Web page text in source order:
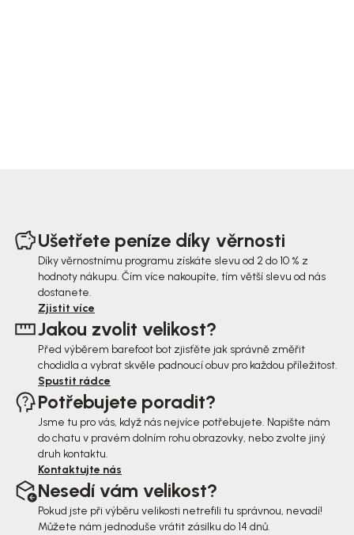
Ušetřete peníze díky věrnosti
Díky věrnostnímu programu získáte slevu od 2 do 10 % z
hodnoty nákupu. Čím více nakoupíte, tím větší slevu od nás
dostanete.
Zjistit více
Jakou zvolit velikost?
Před výběrem barefoot bot zjisťěte jak správně změřit
chodidla a vybrat skvěle padnoucí obuv pro každou příležitost.
Spustit rádce
Potřebujete poradit?
Jsme tu pro vás, když nás nejvíce potřebujete. Napište nám
do chatu v pravém dolním rohu obrazovky, nebo zvolte jiný
druh kontaktu.
Kontaktujte nás
Nesedí vám velikost?
Pokud jste při výběru velikosti netrefili tu správnou, nevadí!
Můžete nám jednoduše vrátit zásilku do 14 dnů.